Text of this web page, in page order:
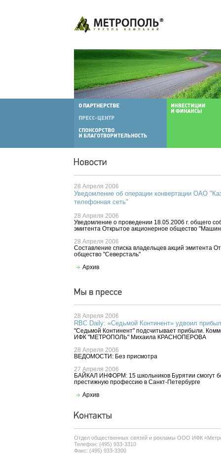
28 Апреля 2006
Уведомление об операции конвертации ОАО
телефонная сеть"
28 Апреля 2006
Уведомление о проведении 18.05.2006 г. общего
эмитента Открытое акционерное общество
28 Апреля 2006
Составление списка владельцев акций эмитента
общество "Северсталь"
Архив
28 Апреля 2006
RBC Daily: «Седьмой Континент» удвоил
"Седьмой Континент" подсчитывает прибыли.
ИФК "МЕТРОПОЛЬ" Михаила КРАСНОПЕРОВА
28 Апреля 2006
ВЕДОМОСТИ: Без присмотра
27 Апреля 2006
БАЙКАЛ ИНФОРМ: 15 школьников Бурятии смогут
престижную профессию в Санкт-Петербурге
Архив
Отдел общественных связей и рекламы ООО ИФК
Телефон: (495) 933-3310
Факс: (495) 933-3300